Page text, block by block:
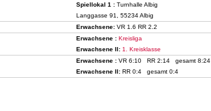
Spiellokal 1 : Turnhalle Albig
Langgasse 91, 55234 Albig
Erwachsene: VR 1.6 RR 2.2
Erwachsene : Kreisliga
Erwachsene II: 1. Kreisklasse
Erwachsene : VR 6:10 RR 2:14 gesamt 8:24
Erwachsene II: RR 0:4 gesamt 0:4